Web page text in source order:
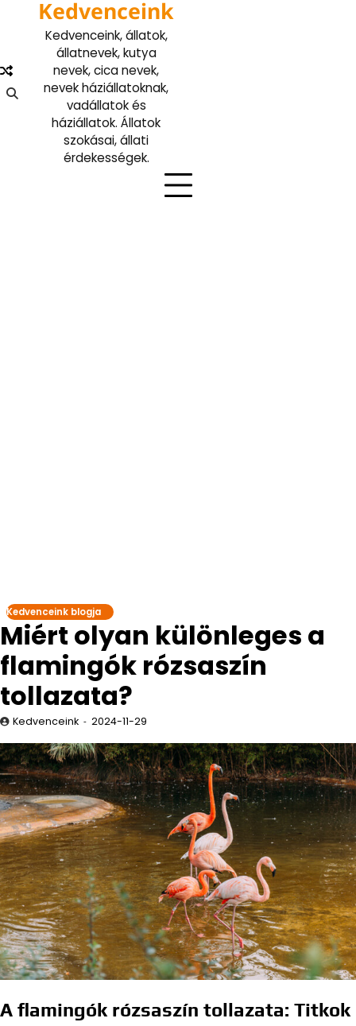
Kedvenceink
Kedvenceink, állatok,
állatnevek, kutya
nevek, cica nevek,
nevek háziállatoknak,
vadállatok és
háziállatok. Állatok
szokásai, állati
érdekességek.
Kedvenceink blogja
Miért olyan különleges a
flamingók rózsaszín
tollazata?
Kedvenceink 2024-11-29
A flamingók rózsaszín tollazata: Titkok